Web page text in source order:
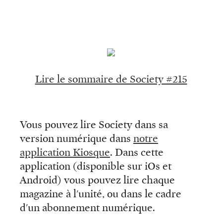
Lire le sommaire de Society #215
Vous pouvez lire Society dans sa
version numérique dans notre
application Kiosque. Dans cette
application (disponible sur iOs et
Android) vous pouvez lire chaque
magazine à l'unité, ou dans le cadre
d'un abonnement numérique.